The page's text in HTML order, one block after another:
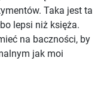
Taka jest ta
lepsi niż księża.
na baczności, by
jak moi